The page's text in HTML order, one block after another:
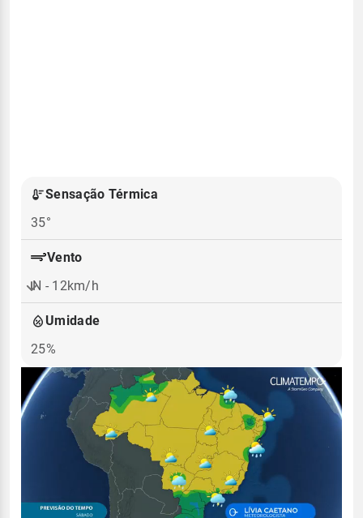
Sensação Térmica
35°
Vento
N - 12km/h
Umidade
25%